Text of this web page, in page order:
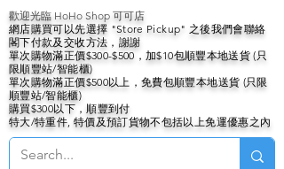
歡迎光臨 HoHo Shop 可可店
網店購買可以先選擇 "Store Pickup" 之後我們會聯絡
閣下付款及交收方法，謝謝
單次購物滿正價$300-$500，加$10包順豐本地送貨 (只
限順豐站/智能櫃)
單次購物滿正價$500以上，免費包順豐本地送貨 (只限
順豐站/智能櫃)
購買$300以下，順豐到付
特大/特重件, 特價及預訂貨物不包括以上免運優惠之內